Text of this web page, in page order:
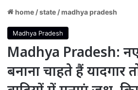
home /state /madhya pradesh
Madhya Pradesh
Madhya Pradesh:
बनाना चाहते हैं यादगार